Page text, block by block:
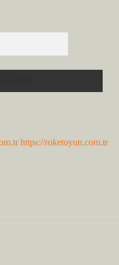
https://roketoyun.com.tr